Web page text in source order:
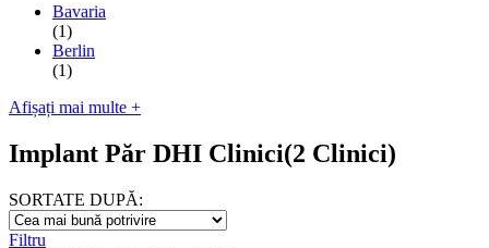
Bavaria
(1)
Berlin
(1)
Afișați mai multe +
Implant Păr DHI Clinici(2 Clinici)
SORTATE DUPĂ:
Filtru